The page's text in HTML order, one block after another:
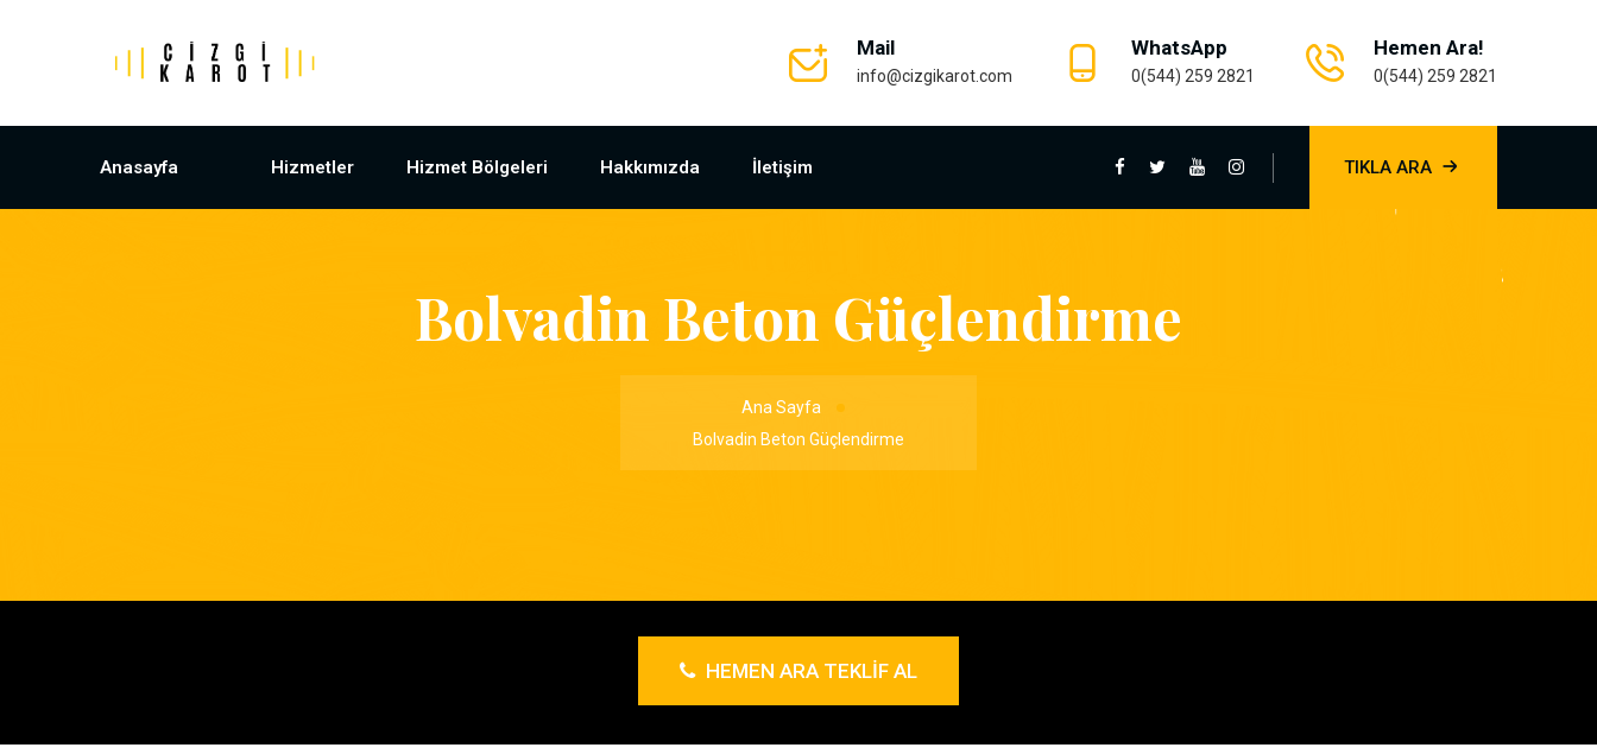
Mail
info@cizgikarot.com
WhatsApp
0(544) 259 2821
Hemen Ara!
0(544) 259 2821
Anasayfa Hizmetler Hizmet Bölgeleri Hakkımızda İletişim TIKLA ARA
Bolvadin Beton Güçlendirme
Ana Sayfa
Bolvadin Beton Güçlendirme
HEMEN ARA TEKLIF AL